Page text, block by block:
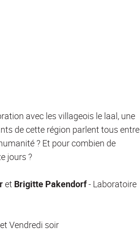
avec les villageois le laal, une
de cette région parlent tous entre
? Et pour combien de
jours ?
et Brigitte Pakendorf- Laboratoire
Vendredi soir